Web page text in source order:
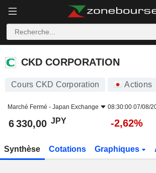
CKD CORPORATION
CKD CORPORATION
Cours CKD Corporation Actions
Marché Fermé - Japan Exchange 08:30:00 07/08/
6 330,00 JPY -2,62%
Synthèse Cotations Graphiques